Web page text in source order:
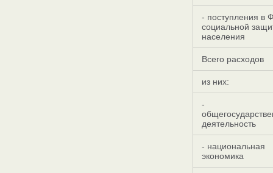
- поступления в
социальной
населения
Всего расходов
из них:
-
деятельность
- национальная
экономика